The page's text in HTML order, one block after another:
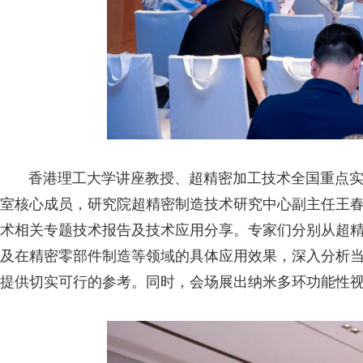
香港理工大学讲座教授、超精密加工技术全国重点实
室核心成员，研究院超精密制造技术研究中心副主任王
术相关专题技术报告及技术应用分享。专家们分别从超
及在精密零部件制造等领域的具体应用效果，深入分析
提供切实可行的参考。同时，会场展出纳米多环功能性